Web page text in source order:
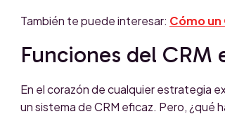
También te puede interesar: Cómo un
Funciones del CRM
En el corazón de cualquier estrategia
un sistema de CRM eficaz. Pero, ¿qué